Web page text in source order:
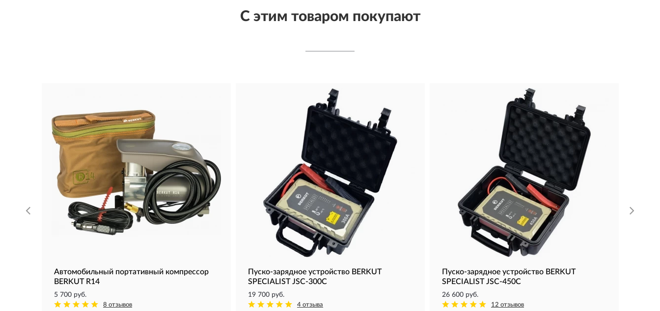
С этим товаром покупают
Автомобильный портативный компрессор
BERKUT R14
5 700 руб.
8 отзывов
Пуско-зарядное устройство BERKUT
SPECIALIST JSC-300C
19 700 руб.
4 отзыва
Пуско-зарядное устройство BERKUT
SPECIALIST JSC-450C
26 600 руб.
12 отзывов